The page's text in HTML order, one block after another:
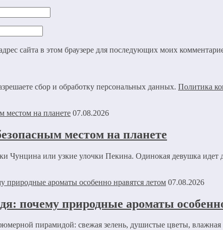
сайта в этом браузере для последующих моих
сбор и обработку персональных данных. Политика
07.08.2026
местом на планете
Чунцина или узкие улочки Пекина. Одинокая девушка идет
07.08.2026
почему природные ароматы
пирамидой: свежая зелень, душистые цветы, влажная